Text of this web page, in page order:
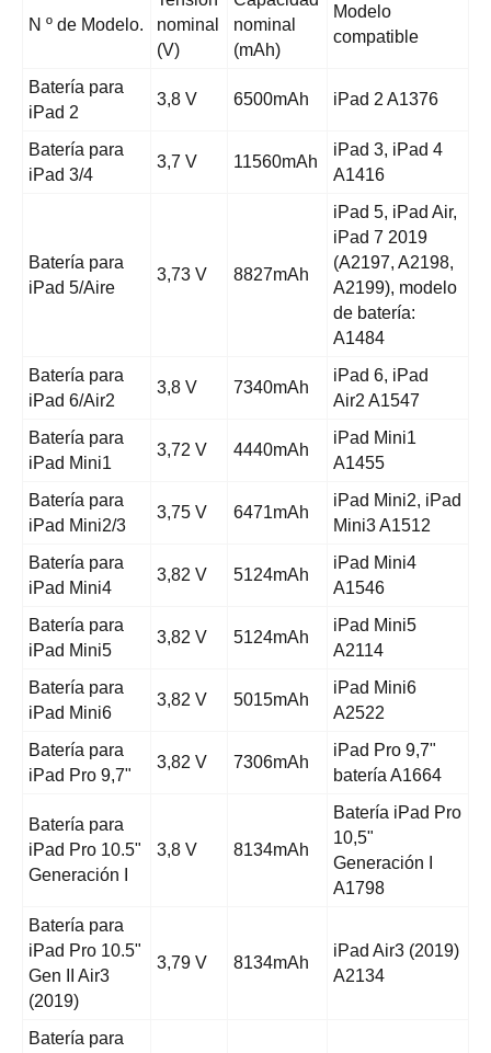
N º de Modelo.
nominal
(V)
nominal
(mAh)
Modelo
compatible
Batería para
iPad 2
3,8 V 6500mAh iPad 2 A1376
Batería para
iPad 3/4
3,7 V 11560mAh
iPad 3, iPad 4
A1416
Batería para
iPad 5/Aire
3,73 V 8827mAh
iPad 5, iPad Air,
iPad 7 2019
(A2197, A2198,
A2199), modelo
de batería:
A1484
Batería para
iPad 6/Air2
3,8 V 7340mAh
iPad 6, iPad
Air2 A1547
Batería para
iPad Mini1
3,72 V 4440mAh
iPad Mini1
A1455
Batería para
iPad Mini2/3
3,75 V 6471mAh
iPad Mini2, iPad
Mini3 A1512
Batería para
iPad Mini4
3,82 V 5124mAh
iPad Mini4
A1546
Batería para
iPad Mini5
3,82 V 5124mAh
iPad Mini5
A2114
Batería para
iPad Mini6
3,82 V 5015mAh
iPad Mini6
A2522
Batería para
iPad Pro 9,7"
3,82 V 7306mAh
iPad Pro 9,7"
batería A1664
Batería para
iPad Pro 10.5"
Generación I
3,8 V 8134mAh
Batería iPad Pro
10,5"
Generación I
A1798
Batería para
iPad Pro 10.5"
Gen II Air3
(2019)
3,79 V 8134mAh
iPad Air3 (2019)
A2134
Batería para